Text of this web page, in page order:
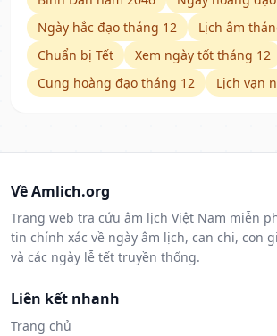
Ngày hắc đạo tháng 12
Lịch âm
Chuẩn bị Tết
Xem ngày tốt tháng 12
Cung hoàng đạo tháng 12
Lịch vạn
Về Amlich.org
Trang web tra cứu âm lịch Việt Nam miễn
tin chính xác về ngày âm lịch, can chi, con
và các ngày lễ tết truyền thống.
Liên kết nhanh
Trang chủ